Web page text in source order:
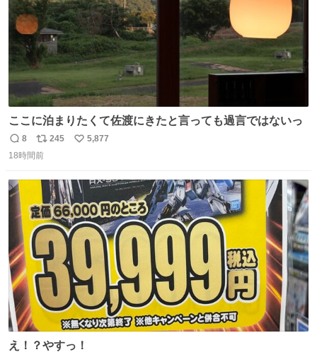
ここに泊まりたくて佐渡にきたと言っても過言ではないっ
返
信
8
リ
ポ
ト
数
245
い
数
5,877
18時間前
え！？やすっ！